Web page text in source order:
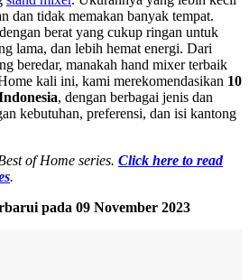
dan tidak memakan banyak tempat.
berat yang cukup ringan untuk
lama, dan lebih hemat energi. Dari
beredar, manakah hand mixer terbaik
kali ini, kami merekomendasikan 10
, dengan berbagai jenis dan
kebutuhan, preferensi, dan isi kantong
of Home series. Click here to read
.
pada 09 November 2023